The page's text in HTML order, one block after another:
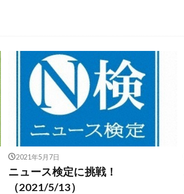
2021年5月7日
ニュース検定に挑戦！
（2021/5/13）